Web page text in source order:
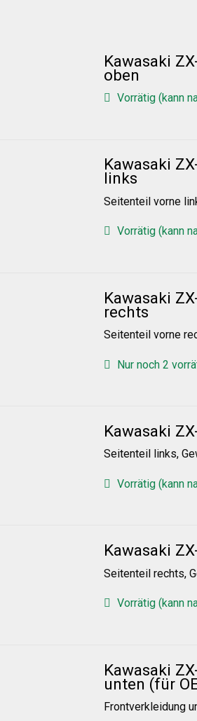
Kawasaki
oben
Vorrätig (kann
Kawasaki
links
Seitenteil vorne
Vorrätig (kann
Kawasaki
rechts
Seitenteil vorne
Nur noch 2
Kawasaki
Seitenteil links,
Vorrätig (kann
Kawasaki
Seitenteil rechts,
Vorrätig (kann
Kawasaki
unten (für
Frontverkleidung